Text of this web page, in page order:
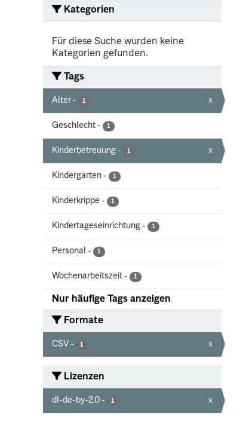
Kategorien
Für diese Suche wurden keine
Kategorien gefunden.
Tags
Alter - 1 x
Geschlecht - 1
Kinderbetreuung - 1 x
Kindergarten - 1
Kinderkrippe - 1
Kindertageseinrichtung - 1
Personal - 1
Wochenarbeitszeit - 1
Nur häufige Tags anzeigen
Formate
CSV - 1 x
Lizenzen
dl-de-by-2.0 - 1 x